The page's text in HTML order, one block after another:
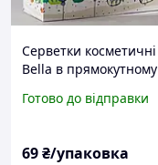
Серветки косметичні
Bella в прямокутному
Готово до відправки
69₴/упаковка